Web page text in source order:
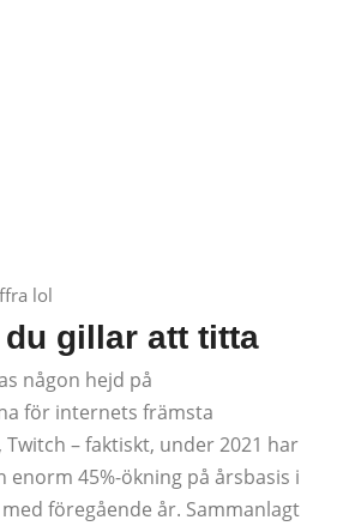
gillar att titta
någon hejd på
för internets främsta
– faktiskt, under 2021 har
enorm 45%-ökning på årsbasis i
föregående år. Sammanlagt